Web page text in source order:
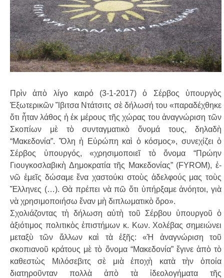
Πρὶν ἀπὸ λίγο καιρό (3-1-2017) ὁ Σέρβος ὑ­πουρ­­γὸς
Ἐξωτερικῶν Ἴβιτσα Ντάτσιτς σὲ δήλωσή του «παραδέχθηκε
ὅτι ἦταν λάθος ἡ ἐκ μέρους τῆς χώρας του ἀναγνώριση τῶν
Σκοπίων μὲ τὸ συντα­γματικὸ ὄνομά τους, δηλαδὴ
“Μακεδονία”. Ὅλη ἡ Εὐρώπη καὶ ὁ κόσμος», συν­εχίζει ὁ
Σέρβος ὑπουργός, «χρησιμοποι­εῖ τὸ ὄνομα “Πρώην
Γιουγκοσλαβικὴ Δη­μοκρατία τῆς Μακεδονίας” (FYROM), ἐ­
νῶ ἐμεῖς δώσαμε ἕνα χαστούκι στοὺς ἀδελφούς μας τοὺς
Ἕλληνες (…). Θὰ πρέπει νὰ πῶ ὅτι ὑπήρξαμε ἀνόητοι, γιὰ
νὰ χρησιμοποιήσω ἕναν μὴ διπλωματικὸ ὅρο».
Σχολιάζοντας τὴ δήλωση αὐτὴ τοῦ Σέρ­βου ὑπουργοῦ ὁ
ἀξιότιμος πολιτικὸς ἐπιστήμων κ. Κων. Χολέβας σημειώνει
μεταξὺ τῶν ἄλλων καὶ τὰ ἑξῆς: «Ἡ ἀναγνώριση τοῦ
σκοπιανοῦ κράτους μὲ τὸ ὄνομα “Μακεδονία” ἔγινε ἀπὸ τὸ
καθεστὼς Μιλόσεβιτς σὲ μιὰ ἐποχὴ κατὰ τὴν ὁποία
διατηροῦνταν πολλὰ ἀπὸ τὰ ἰδεολογήματα τῆς